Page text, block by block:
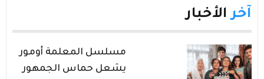
آخر الأخبار
مسلسل المعلمة أومور
يشعل حماس الجمهور